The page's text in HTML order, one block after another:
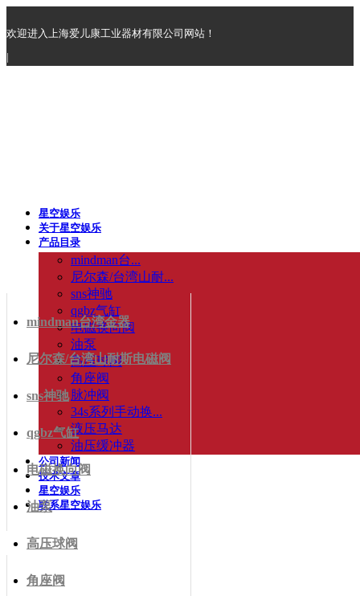
欢迎进入上海爱儿康工业器材有限公司网站！
|
星空娱乐
关于星空娱乐
产品目录
mindman台...
尼尔森/台湾山耐...
sns神驰
qgbz气缸
电磁换向阀
油泵
高压球阀
角座阀
脉冲阀
34s系列手动换...
液压马达
油压缓冲器
公司新闻
技术文章
星空娱乐
联系星空娱乐
mindman台湾金器
尼尔森/台湾山耐斯电磁阀
sns神驰
qgbz气缸
电磁换向阀
油泵
高压球阀
角座阀